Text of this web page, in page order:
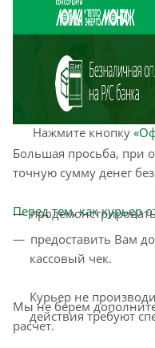
Оформление
«Оформить заказ»
Заполняете
этапам: адрес,
себе. Советуем в
информацию,
Нажмите кнопку
Большая просьба, при
точную сумму денег
Перед тем, как курьер
предоставить Вам
кассовый чек.
Курьер не
действия требуют
Мы не берем
расчет.